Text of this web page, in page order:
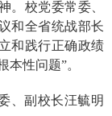
。校党委常委、
和全省统战部长
和践行正确政绩
性问题”。
、副校长汪毓明